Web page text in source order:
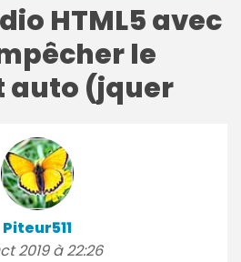
HTML5 avec
le
auto (jquer
Piteur511
2019 à 22:26